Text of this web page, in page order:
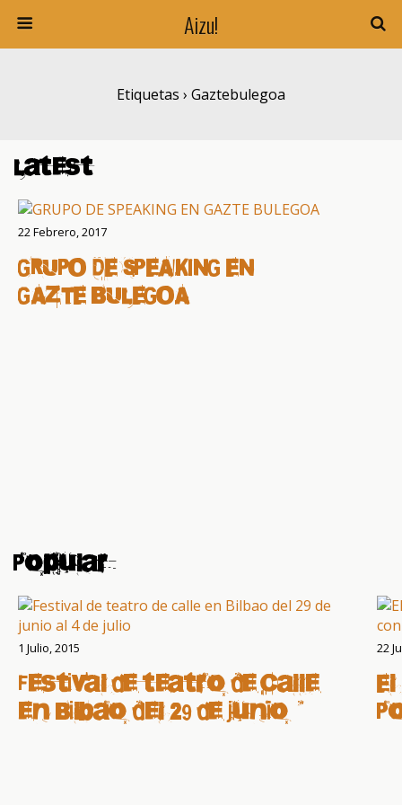
Aizu!
Etiquetas › Gaztebulegoa
Latest
22 Febrero, 2017
GRUPO DE SPEAKING EN
GAZTE BULEGOA
Popular
1 Julio, 2015
Festival de teatro de calle
en Bilbao del 29 de junio al
22